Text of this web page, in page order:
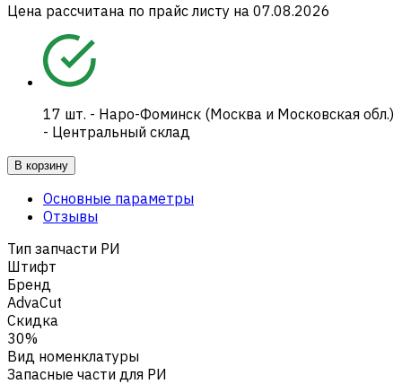
Цена рассчитана по прайс листу на 07.08.2026
17 шт. - Наро-Фоминск (Москва и Московская обл.)
- Центральный склад
В корзину
Основные параметры
Отзывы
Тип запчасти РИ
Штифт
Бренд
AdvaCut
Скидка
30%
Вид номенклатуры
Запасные части для РИ